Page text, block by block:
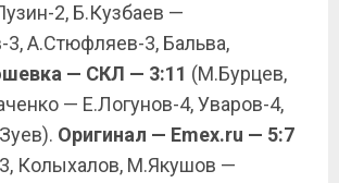
2, Б.Кузбаев —
3, А.Стюфляев-3, Бальва,
— СКЛ — 3:11 (М.Бурцев,
— Е.Логунов-4, Уваров-4,
Оригинал — Emex.ru — 5:7
Колыхалов, М.Якушов —